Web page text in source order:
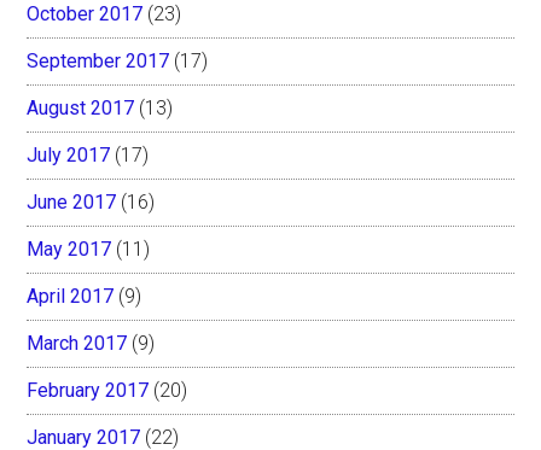
October 2017 (23)
September 2017 (17)
August 2017 (13)
July 2017 (17)
June 2017 (16)
May 2017 (11)
April 2017 (9)
March 2017 (9)
February 2017 (20)
January 2017 (22)